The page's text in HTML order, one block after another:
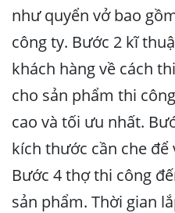
như quyển vở bao
công ty. Bước 2 kĩ
khách hàng về cách
cho sản phẩm thi
cao và tối ưu nhất.
kích thước cần che để
Bước 4 thợ thi công
sản phẩm. Thời gian